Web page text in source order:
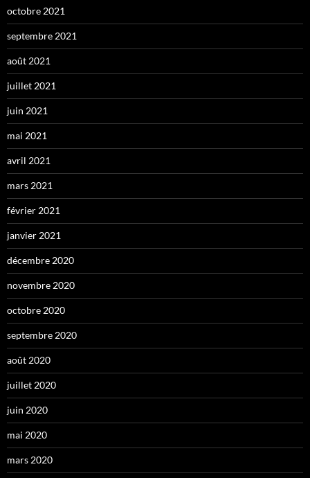
octobre 2021
septembre 2021
août 2021
juillet 2021
juin 2021
mai 2021
avril 2021
mars 2021
février 2021
janvier 2021
décembre 2020
novembre 2020
octobre 2020
septembre 2020
août 2020
juillet 2020
juin 2020
mai 2020
mars 2020